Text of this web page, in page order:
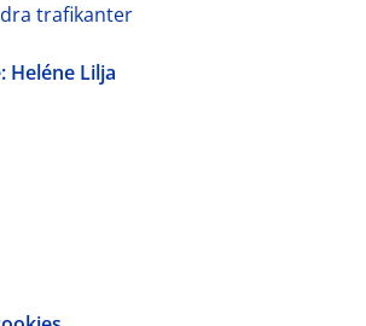
trafikanter
Heléne Lilja